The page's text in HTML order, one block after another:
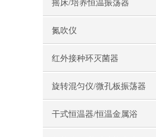
摇床/培养恒温振荡器
氮吹仪
红外接种环灭菌器
旋转混匀仪/微孔板振荡器
干式恒温器/恒温金属浴